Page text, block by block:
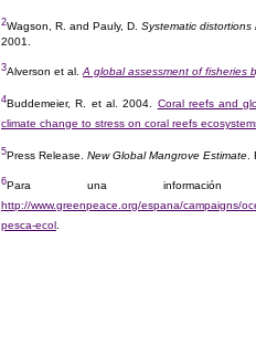
2Wagson, R. and Pauly, D.Systematic
2001.
3Alverson et al. A global assessment of fisheries
4Buddemeier, R. et al. 2004. Coral reefs and
climate change to stress on coral reefs
5Press Release. New Global Mangrove Estimate.
6Para una información
http://www.greenpeace.org/espana/
pesca-ecol